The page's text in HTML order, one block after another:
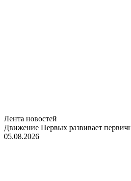
Лента новостей
Движение Первых развивает
05.08.2026